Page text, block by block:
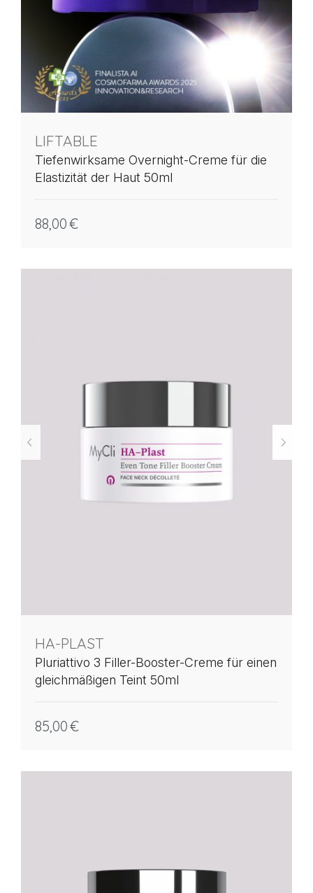
LIFTABLE
Tiefenwirksame Overnight-Creme für die
Elastizität der Haut 50ml
88,00€
HA-PLAST
Pluriattivo 3 Filler-Booster-Creme für einen
gleichmäßigen Teint 50ml
85,00€